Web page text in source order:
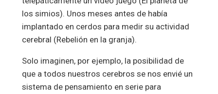
los simios). Unos meses antes de había
implantado en cerdos para medir su actividad
cerebral (Rebelión en la granja).
Solo imaginen, por ejemplo, la posibilidad de
que a todos nuestros cerebros se nos envié un
sistema de pensamiento en serie para